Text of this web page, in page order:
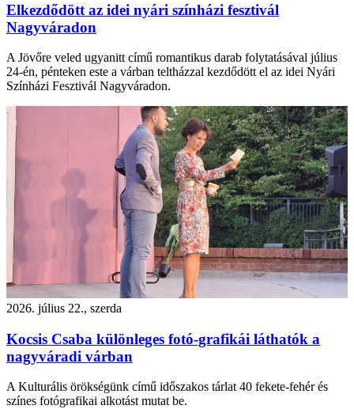
Elkezdődött az idei nyári színházi fesztivál
Nagyváradon
A Jövőre veled ugyanitt című romantikus darab folytatásával július
24-én, pénteken este a várban teltházzal kezdődött el az idei Nyári
Színházi Fesztivál Nagyváradon.
2026. július 22., szerda
Kocsis Csaba különleges fotó-grafikái láthatók a
nagyváradi várban
A Kulturális örökségünk című időszakos tárlat 40 fekete-fehér és
színes fotógrafikai alkotást mutat be.